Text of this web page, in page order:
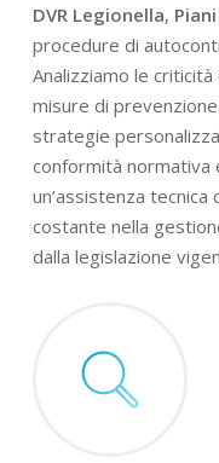
DVR Legionella,
procedure di
Analizziamo le
misure di
strategie
conformità normativa
un’assistenza
costante nella
dalla legislazione